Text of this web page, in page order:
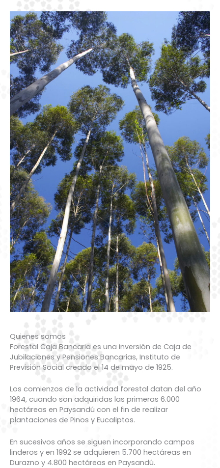
Quienes somos
Forestal Caja Bancaria es una inversión de Caja de
Jubilaciones y Pensiones Bancarias, Instituto de
Previsión Social creado el 14 de mayo de 1925.
Los comienzos de la actividad forestal datan del año
1964, cuando son adquiridas las primeras 6.000
hectáreas en Paysandú con el fin de realizar
plantaciones de Pinos y Eucaliptos.
En sucesivos años se siguen incorporando campos
linderos y en 1992 se adquieren 5.700 hectáreas en
Durazno y 4.800 hectáreas en Paysandú.